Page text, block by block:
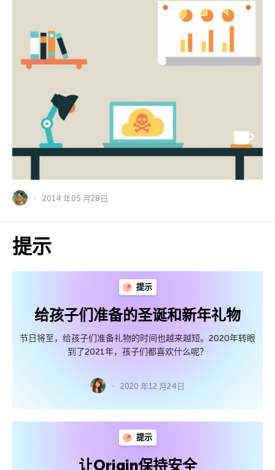
2014 年05 月28日
提示
提示
给孩子们准备的圣诞和新年礼物
节日将至，给孩子们准备礼物的时间也越来越短。2020年转眼
到了2021年，孩子们都喜欢什么呢？
2020 年12 月24日
提示
让Origin保持安全